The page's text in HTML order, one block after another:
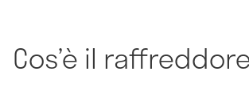
ai microorganismi che si annidano
condizionata, fino ai cali delle difese